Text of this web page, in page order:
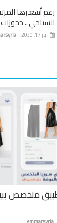
رغم أسعارها
السياحي ..
ايار 17, 2020
متخصص